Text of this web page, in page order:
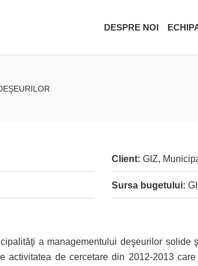
DESPRE NOI
Client: GIZ,
Sursa bugetului:
a managementului deşeurilor
activitatea de cercetare din 2012-2013